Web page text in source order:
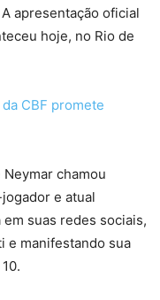
apresentação oficial
hoje, no Rio de
CBF promete
chamou
e atual
suas redes sociais,
e manifestando sua